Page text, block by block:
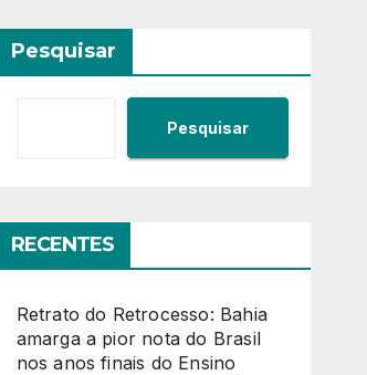
Pesquisar
Pesquisar
RECENTES
Retrato do Retrocesso: Bahia
amarga a pior nota do Brasil
nos anos finais do Ensino